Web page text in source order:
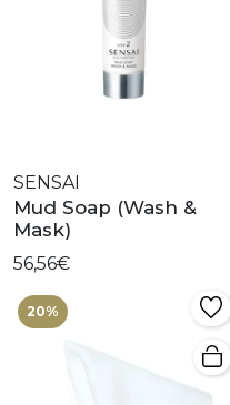
SENSAI
Mud Soap (Wash &
Mask)
56,56€
20%